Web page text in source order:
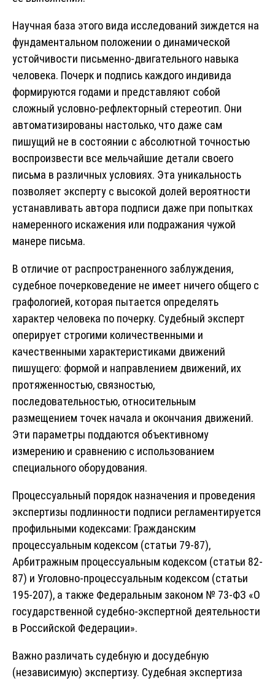
Научная база этого вида исследований зиждется на
фундаментальном положении о динамической
устойчивости письменно-двигательного навыка
человека. Почерк и подпись каждого индивида
формируются годами и представляют собой
сложный условно-рефлекторный стереотип. Они
автоматизированы настолько, что даже сам
пишущий не в состоянии с абсолютной точностью
воспроизвести все мельчайшие детали своего
письма в различных условиях. Эта уникальность
позволяет эксперту с высокой долей вероятности
устанавливать автора подписи даже при попытках
намеренного искажения или подражания чужой
манере письма.
В отличие от распространенного заблуждения,
судебное почерковедение не имеет ничего общего с
графологией, которая пытается определять
характер человека по почерку. Судебный эксперт
оперирует строгими количественными и
качественными характеристиками движений
пишущего: формой и направлением движений, их
протяженностью, связностью,
последовательностью, относительным
размещением точек начала и окончания движений.
Эти параметры поддаются объективному
измерению и сравнению с использованием
специального оборудования.
Процессуальный порядок назначения и проведения
экспертизы подлинности подписи регламентируется
профильными кодексами: Гражданским
процессуальным кодексом (статьи 79-87),
Арбитражным процессуальным кодексом (статьи 82-
87) и Уголовно-процессуальным кодексом (статьи
195-207), а также Федеральным законом № 73-ФЗ «О
государственной судебно-экспертной деятельности
в Российской Федерации».
Важно различать судебную и досудебную
(независимую) экспертизу. Судебная экспертиза